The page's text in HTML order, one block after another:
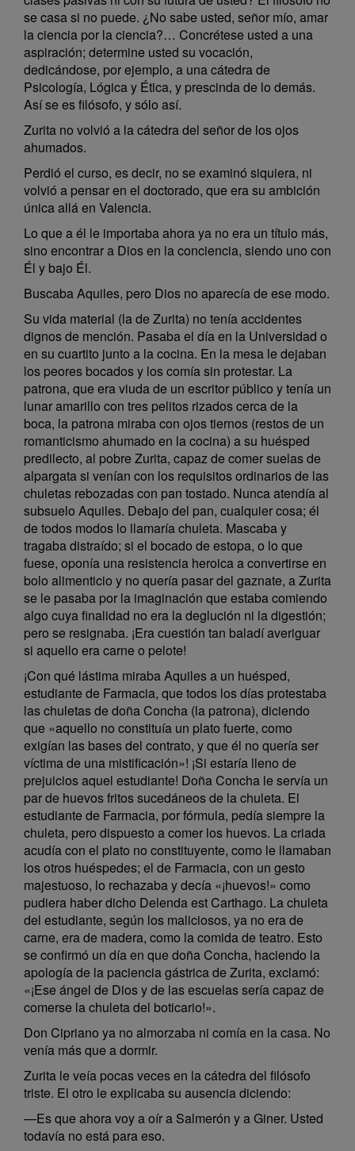
se casa si no puede. ¿No sabe usted, señor mío, amar
la ciencia por la ciencia?… Concrétese usted a una
aspiración; determine usted su vocación,
dedicándose, por ejemplo, a una cátedra de
Psicología, Lógica y Ética, y prescinda de lo demás.
Así se es filósofo, y sólo así.
Zurita no volvió a la cátedra del señor de los ojos
ahumados.
Perdió el curso, es decir, no se examinó siquiera, ni
volvió a pensar en el doctorado, que era su ambición
única allá en Valencia.
Lo que a él le importaba ahora ya no era un título más,
sino encontrar a Dios en la conciencia, siendo uno con
Él y bajo Él.
Buscaba Aquiles, pero Dios no aparecía de ese modo.
Su vida material (la de Zurita) no tenía accidentes
dignos de mención. Pasaba el día en la Universidad o
en su cuartito junto a la cocina. En la mesa le dejaban
los peores bocados y los comía sin protestar. La
patrona, que era viuda de un escritor público y tenía un
lunar amarillo con tres pelitos rizados cerca de la
boca, la patrona miraba con ojos tiernos (restos de un
romanticismo ahumado en la cocina) a su huésped
predilecto, al pobre Zurita, capaz de comer suelas de
alpargata si venían con los requisitos ordinarios de las
chuletas rebozadas con pan tostado. Nunca atendía al
subsuelo Aquiles. Debajo del pan, cualquier cosa; él
de todos modos lo llamaría chuleta. Mascaba y
tragaba distraído; si el bocado de estopa, o lo que
fuese, oponía una resistencia heroica a convertirse en
bolo alimenticio y no quería pasar del gaznate, a Zurita
se le pasaba por la imaginación que estaba comiendo
algo cuya finalidad no era la deglución ni la digestión;
pero se resignaba. ¡Era cuestión tan baladí averiguar
si aquello era carne o pelote!
¡Con qué lástima miraba Aquiles a un huésped,
estudiante de Farmacia, que todos los días protestaba
las chuletas de doña Concha (la patrona), diciendo
que «aquello no constituía un plato fuerte, como
exigían las bases del contrato, y que él no quería ser
víctima de una mistificación»! ¡Si estaría lleno de
prejuicios aquel estudiante! Doña Concha le servía un
par de huevos fritos sucedáneos de la chuleta. El
estudiante de Farmacia, por fórmula, pedía siempre la
chuleta, pero dispuesto a comer los huevos. La criada
acudía con el plato no constituyente, como le llamaban
los otros huéspedes; el de Farmacia, con un gesto
majestuoso, lo rechazaba y decía «¡huevos!» como
pudiera haber dicho Delenda est Carthago. La chuleta
del estudiante, según los maliciosos, ya no era de
carne, era de madera, como la comida de teatro. Esto
se confirmó un día en que doña Concha, haciendo la
apología de la paciencia gástrica de Zurita, exclamó:
«¡Ese ángel de Dios y de las escuelas sería capaz de
comerse la chuleta del boticario!».
Don Cipriano ya no almorzaba ni comía en la casa. No
venía más que a dormir.
Zurita le veía pocas veces en la cátedra del filósofo
triste. El otro le explicaba su ausencia diciendo:
—Es que ahora voy a oír a Salmerón y a Giner. Usted
todavía no está para eso.